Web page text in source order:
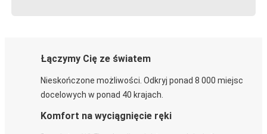
Łączymy Cię ze światem
Nieskończone możliwości. Odkryj ponad 8 000 miejsc
docelowych w ponad 40 krajach.
Komfort na wyciągnięcie ręki